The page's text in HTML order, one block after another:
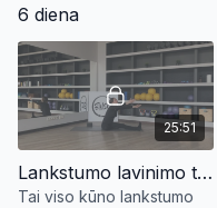
su judesiu, taip visiškai
susikoncentruojant į
esamą momentą.
6 diena
25:51
Lankstumo lavinimo treniruotė
Tai viso kūno lankstumo